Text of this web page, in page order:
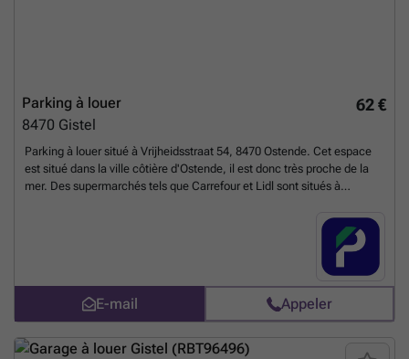
62 €
Parking à louer
8470 Gistel
Parking à louer situé à Vrijheidsstraat 54, 8470 Ostende. Cet espace
est situé dans la ville côtière d'Ostende, il est donc très proche de la
mer. Des supermarchés tels que Carrefour et Lidl sont situés à
universités dans le quartier. L'arrêt de bus Ostende Elisabeth est situé
à seulement 180m, desservant les lignes 5, 51, 52, 53, 69 et 85. Il se
trouve également juste à côté de la route principale R31, cet espace
est donc très accessible par les transports. N'hésitez pas à réserver
directement sur notre site web dès maintenant ! Vous pouvez réserver
directement votre parking sur le lien suivant : ### %20-
%20rue%20d'ostende/vrijheidsstraat-54-oostende-2628?
utm_source=ubiflow&utm_medium=referral&utm_campaign=parking
E-mail Appeler